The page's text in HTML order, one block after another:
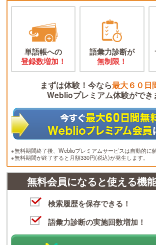
単語帳への
登録数増加！
語彙力診断が
無制限！
まずは体験！今なら最大６０日
Weblioプレミアム体験ができ
※無料期間終了後、Weblioプレミアムサービスは自動的に
※無料期間が終了すると月額330円(税込)が発生します。
無料会員になると使える機
検索履歴を保存できる！
語彙力診断の実施回数増加！